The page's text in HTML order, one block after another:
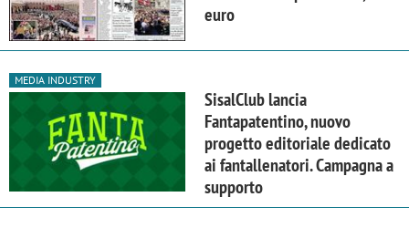
euro
MEDIA INDUSTRY
SisalClub lancia
Fantapatentino, nuovo
progetto editoriale dedicato
ai fantallenatori. Campagna a
supporto